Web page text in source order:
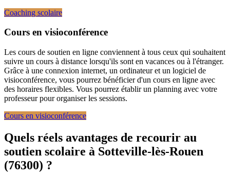
Coaching scolaire
Cours en visioconférence
Les cours de soutien en ligne conviennent à tous ceux qui souhaitent
suivre un cours à distance lorsqu'ils sont en vacances ou à l'étranger.
Grâce à une connexion internet, un ordinateur et un logiciel de
visioconférence, vous pourrez bénéficier d'un cours en ligne avec
des horaires flexibles. Vous pourrez établir un planning avec votre
professeur pour organiser les sessions.
Cours en visioconférence
Quels réels avantages de recourir au
soutien scolaire à Sotteville-lès-Rouen
(76300) ?